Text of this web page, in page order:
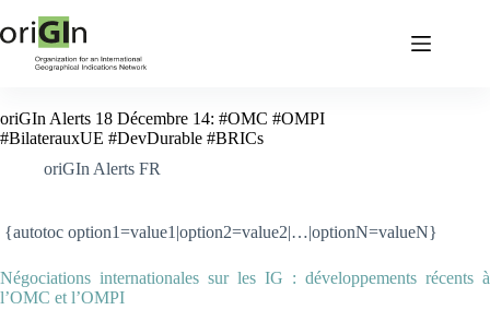
oriGIn Alerts 18 Décembre 14: #OMC #OMPI
#BilaterauxUE #DevDurable #BRICs
oriGIn Alerts FR
{autotoc option1=value1|option2=value2|…|optionN=valueN}
Négociations internationales sur les IG : développements récents à
l’OMC et l’OMPI